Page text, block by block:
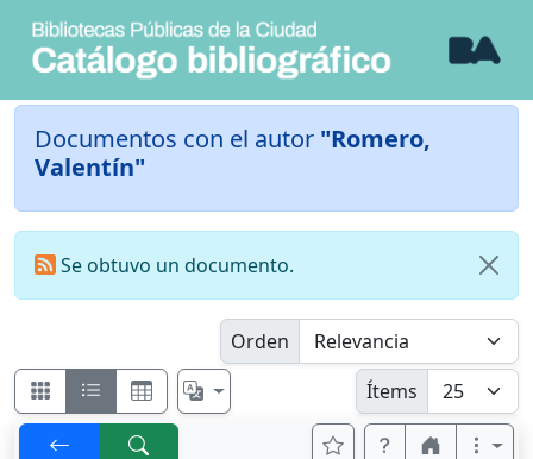
Documentos con el autor "Romero,
Valentín"
Se obtuvo un documento.
Orden
Ítems